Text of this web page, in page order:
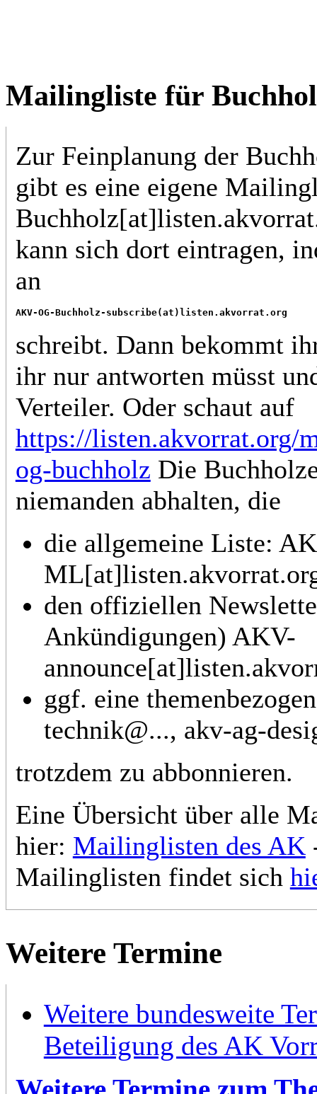
Mailingliste für
Zur Feinplanung der
gibt es eine eigene
kann sich dort eintragen,
an
AKV-OG-Buchholz-subscribe(at)listen.akvorrat.org
schreibt. Dann bekommt
ihr nur antworten müsst
Verteiler. Oder schaut auf
https://listen.akvorrat.org/
og-buchholz Die
niemanden abhalten, die
die allgemeine Liste:
den offiziellen
Ankündigungen) AKV-
ggf. eine
technik@..., akv-ag-
trotzdem zu abbonnieren.
Eine Übersicht über alle
hier: Mailinglisten des AK
Mailinglisten findet sich
Weitere Termine
Weitere bundesweite
Beteiligung des AK